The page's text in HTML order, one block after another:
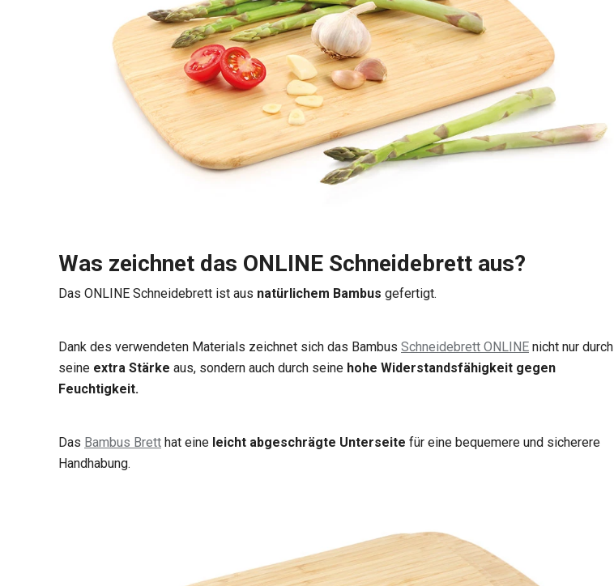
Was zeichnet das ONLINE Schneidebrett aus?
Das ONLINE Schneidebrett ist aus natürlichem Bambus gefertigt.
Dank des verwendeten Materials zeichnet sich das Bambus Schneidebrett ONLINE nicht nur durch
seine extra Stärke aus, sondern auch durch seine hohe Widerstandsfähigkeit gegen
Feuchtigkeit.
Das Bambus Brett hat eine leicht abgeschrägte Unterseite für eine bequemere und sicherere
Handhabung.